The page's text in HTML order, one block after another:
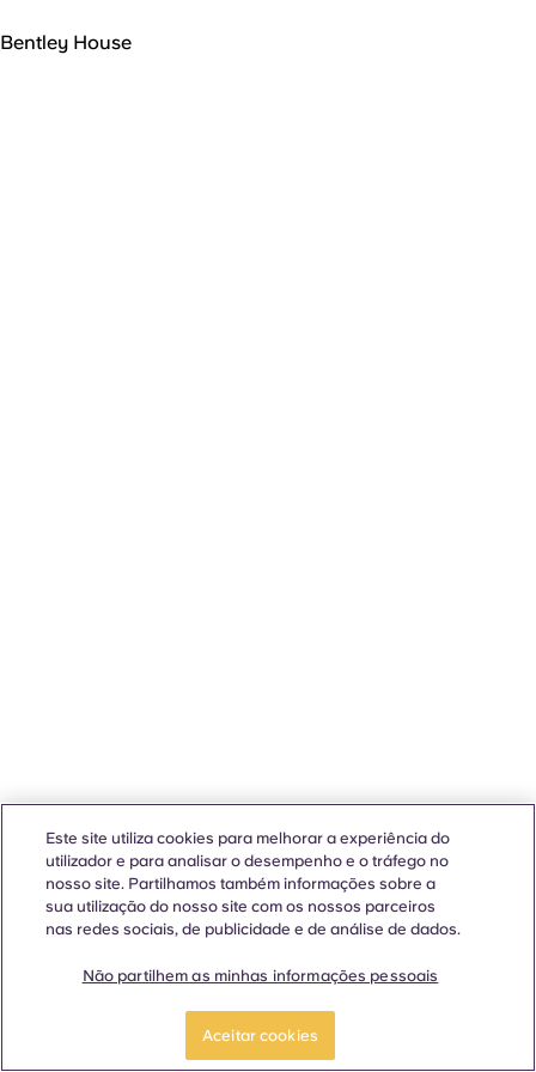
Bentley House
Este site utiliza cookies para melhorar a experiência do
utilizador e para analisar o desempenho e o tráfego no
nosso site. Partilhamos também informações sobre a
sua utilização do nosso site com os nossos parceiros
nas redes sociais, de publicidade e de análise de dados.
Não partilhem as minhas informações pessoais
Aceitar cookies